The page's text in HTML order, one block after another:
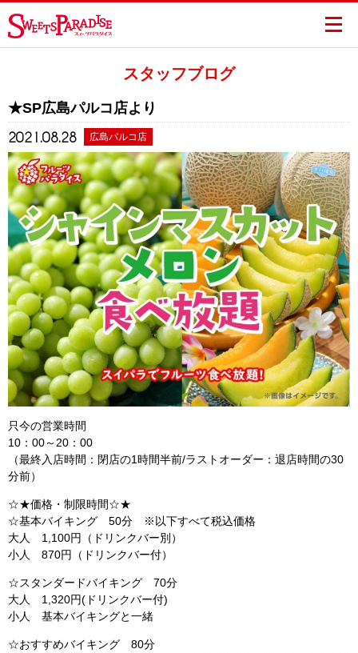
スタッフブログ
★SP広島パルコ店より
2021.08.28 広島パルコ店
只今の営業時間
10：00～20：00
（最終入店時間：閉店の1時間半前/ラストオーダー：退店時間の30
分前）
☆★価格・制限時間☆★
☆基本バイキング 50分 ※以下すべて税込価格
大人 1,100円（ドリンクバー別）
小人 870円（ドリンクバー付）
☆スタンダードバイキング 70分
大人 1,320円(ドリンクバー付)
小人 基本バイキングと一緒
☆おすすめバイキング 80分